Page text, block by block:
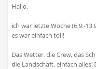
Hallo,
ich war letzte Woche (6.9.-
es war einfach toll!
Das Wetter, die Crew, das
die Landschaft, einfach